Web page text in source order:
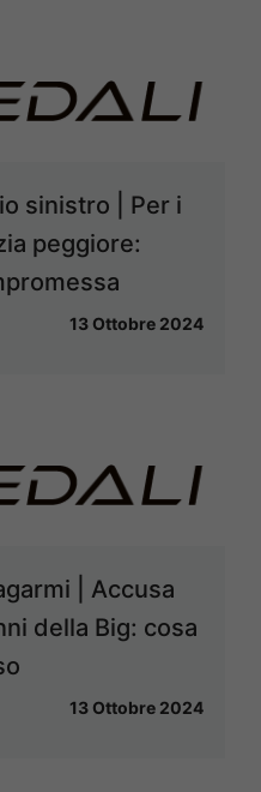
sinistro | Per i
peggiore:
13 Ottobre 2024
| Accusa
della Big: cosa
13 Ottobre 2024